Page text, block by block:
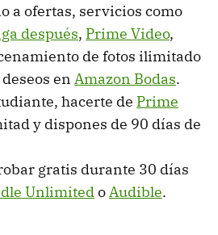
a ofertas, servicios como
después, Prime Video,
de fotos ilimitado
en Amazon Bodas.
hacerte de Prime
y dispones de 90 días de
gratis durante 30 días
UnlimitedoAudible.